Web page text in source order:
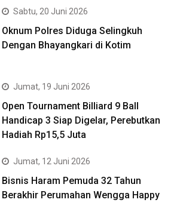
Sabtu, 20 Juni 2026
Oknum Polres Diduga Selingkuh
Dengan Bhayangkari di Kotim
Jumat, 19 Juni 2026
Open Tournament Billiard 9 Ball
Handicap 3 Siap Digelar, Perebutkan
Hadiah Rp15,5 Juta
Jumat, 12 Juni 2026
Bisnis Haram Pemuda 32 Tahun
Berakhir Perumahan Wengga Happy